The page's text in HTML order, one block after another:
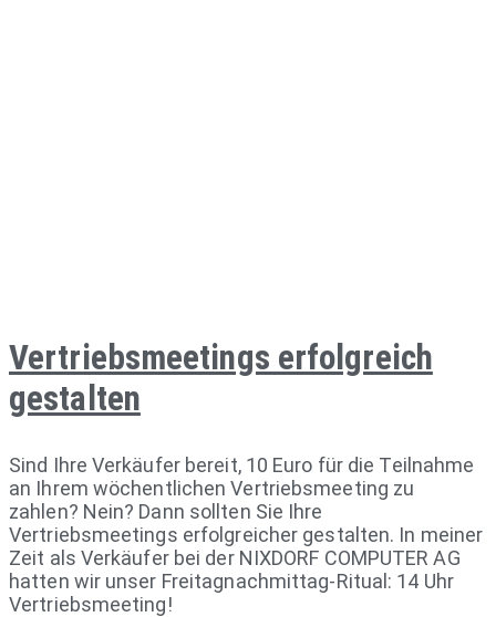
Vertriebsmeetings erfolgreich
gestalten
Sind Ihre Verkäufer bereit, 10 Euro für die Teilnahme
an Ihrem wöchentlichen Vertriebsmeeting zu
zahlen? Nein? Dann sollten Sie Ihre
Vertriebsmeetings erfolgreicher gestalten. In meiner
Zeit als Verkäufer bei der NIXDORF COMPUTER AG
hatten wir unser Freitagnachmittag-Ritual: 14 Uhr
Vertriebsmeeting!